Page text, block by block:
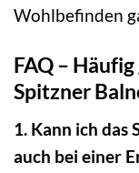
Wohlbefinden
FAQ –
Spitzner
1. Kann ich das
auch bei einer